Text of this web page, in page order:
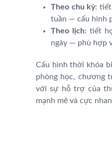
Theo chu kỳ: tiết
tuần — cấu hình
Theo lịch: tiết
ngày — phù hợp
Cấu hình thời khóa
phòng học, chương
với sự hỗ trợ của
mạnh mẽ và cực